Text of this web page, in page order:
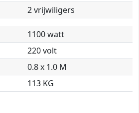
2 vrijwiligers
1100 watt
220 volt
0.8 x 1.0 M
113 KG